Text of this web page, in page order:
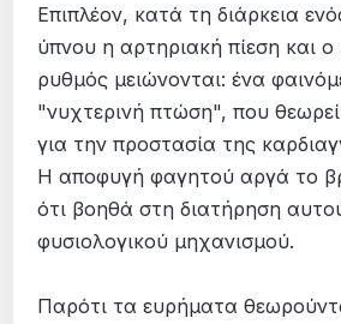
Επιπλέον, κατά τη διάρκεια
ύπνου η αρτηριακή πίεση και ο
ρυθμός μειώνονται: ένα
"νυχτερινή πτώση", που
για την προστασία της
Η αποφυγή φαγητού αργά το
ότι βοηθά στη διατήρηση
φυσιολογικού μηχανισμού.
Παρότι τα ευρήματα